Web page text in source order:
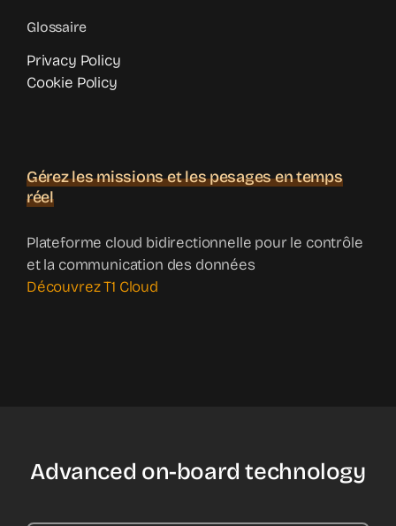
Glossaire
Privacy Policy
Cookie Policy
Gérez les missions et les pesages en temps
réel
Plateforme cloud bidirectionnelle pour le contrôle
et la communication des données
Découvrez T1 Cloud
Advanced on-board technology